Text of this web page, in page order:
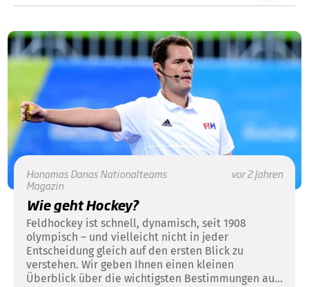
HonamasDanasNationalteams
Magazin
vor 2 Jahren
Wie geht Hockey?
Feldhockey ist schnell, dynamisch, seit 1908
olympisch – und vielleicht nicht in jeder
Entscheidung gleich auf den ersten Blick zu
verstehen. Wir geben Ihnen einen kleinen
Überblick über die wichtigsten Bestimmungen aus